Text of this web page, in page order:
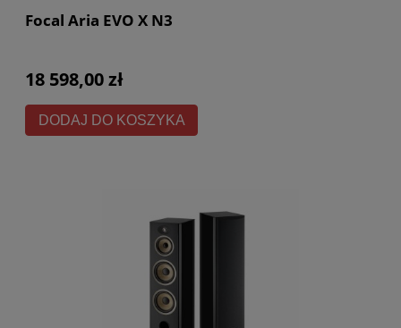
Focal Aria EVO X N3
18 598,00 zł
DODAJ DO KOSZYKA